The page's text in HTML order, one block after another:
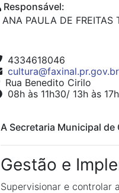
Responsável:
ANA PAULA DE FREITAS
4334618046
cultura@faxinal.pr.gov.br
Rua Benedito Cirilo
08h às 11h30/ 13h às 17h
A Secretaria Municipal
Gestão e
Supervisionar e controlar